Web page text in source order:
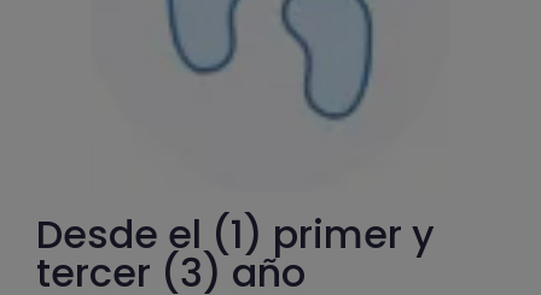
Desde el (1) primer y
tercer (3) año